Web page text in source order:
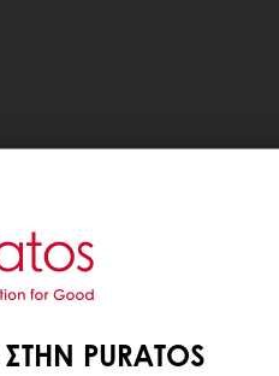
PURATOS